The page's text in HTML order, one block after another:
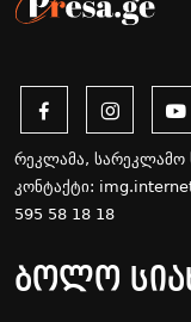
რეკლამა, სარეკლამო
კონტაქტი:
595 58 18 18
ბოლო